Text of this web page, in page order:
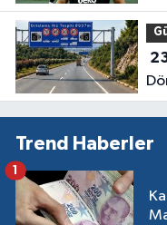
Trend Haberler
1